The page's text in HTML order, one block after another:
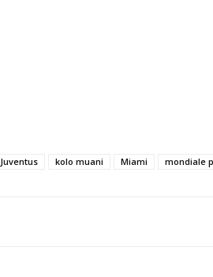
Juventus kolo muani Miami mondiale